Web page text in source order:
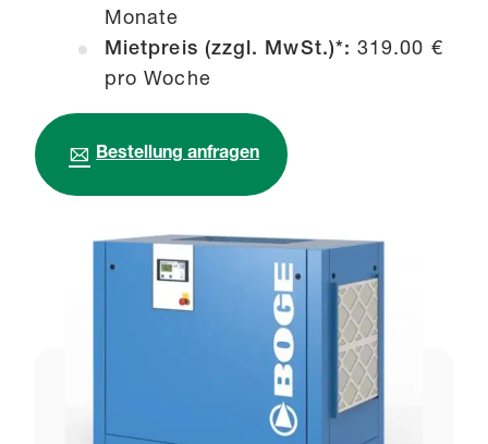
Monate
Mietpreis (zzgl. MwSt.)*:319.00 €
pro Woche
Bestellung anfragen